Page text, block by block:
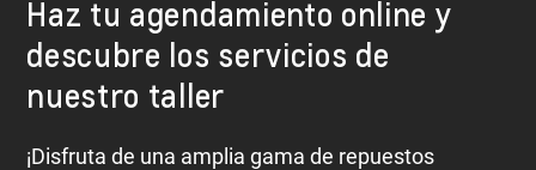
Haz tu agendamiento online y
descubre los servicios de
nuestro taller
¡Disfruta de una amplia gama de repuestos